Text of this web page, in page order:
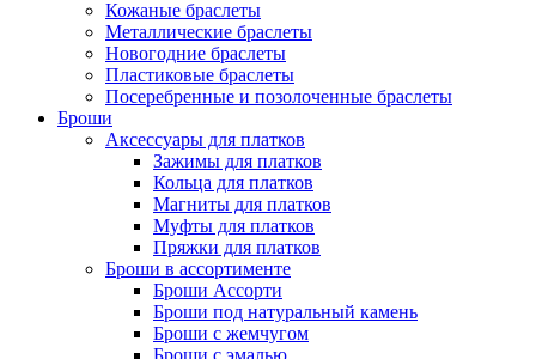
Кожаные браслеты
Металлические браслеты
Новогодние браслеты
Пластиковые браслеты
Посеребренные и позолоченные браслеты
Броши
Аксессуары для платков
Зажимы для платков
Кольца для платков
Магниты для платков
Муфты для платков
Пряжки для платков
Броши в ассортименте
Броши Ассорти
Броши под натуральный камень
Броши с жемчугом
Броши с эмалью